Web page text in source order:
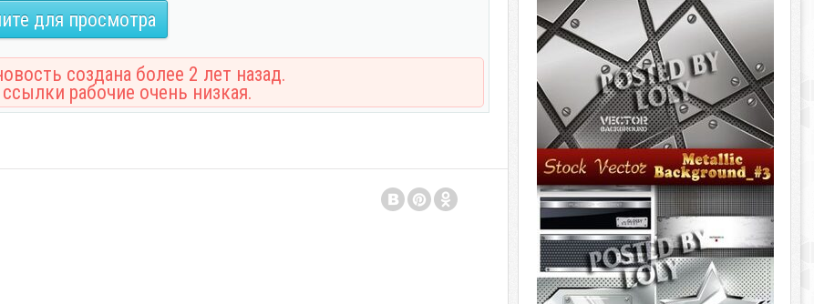
для просмотра
создана более 2 лет назад.
рабочие очень низкая.